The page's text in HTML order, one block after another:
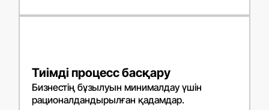
Тиімді процесс басқару
Бизнестің бұзылуын минималдау үшін
рационалдандырылған қадамдар.